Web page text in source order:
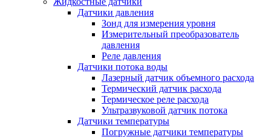
Датчики давления
Зонд для измерения уровня
Измерительный преобразователь
давления
Реле давления
Датчики потока воды
Лазерный датчик объемного расхода
Термический датчик расхода
Термическое реле расхода
Ультразвуковой датчик потока
Датчики температуры
Погружные датчики температуры